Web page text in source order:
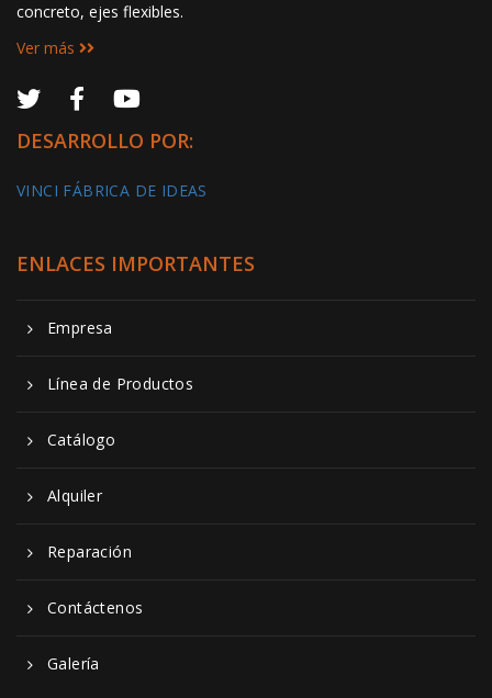
concreto, ejes flexibles.
Ver más
DESARROLLO POR:
VINCI FÁBRICA DE IDEAS
ENLACES IMPORTANTES
Empresa
Línea de Productos
Catálogo
Alquiler
Reparación
Contáctenos
Galería